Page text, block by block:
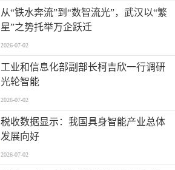
从“铁水奔流”到“数智流光”，武汉以“繁
星”之势托举万企跃迁
2026-07-02
工业和信息化部副部长柯吉欣一行调研
光轮智能
2026-07-02
税收数据显示：我国具身智能产业总体
发展向好
2026-07-02